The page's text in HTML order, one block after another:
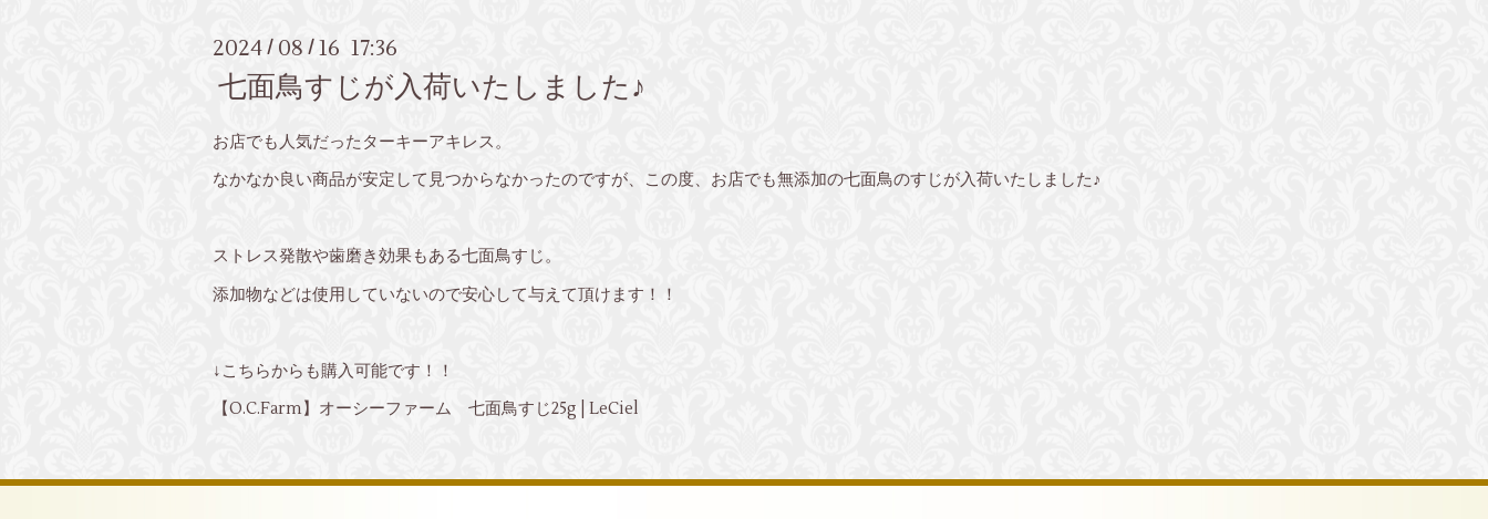
2024 / 08 / 16 17:36
七面鳥すじが入荷いたしました♪
お店でも人気だったターキーアキレス。
なかなか良い商品が安定して見つからなかったのですが、この度、お店でも無添加の七面鳥のすじが入荷いたしました♪
ストレス発散や歯磨き効果もある七面鳥すじ。
添加物などは使用していないので安心して与えて頂けます！！
↓こちらからも購入可能です！！
【O.C.Farm】オーシーファーム 七面鳥すじ25g | LeCiel